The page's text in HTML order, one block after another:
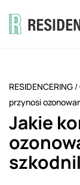
RESIDENCERING /
przynosi
Jakie